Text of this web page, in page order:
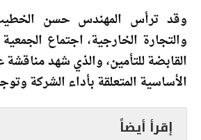
وقد ترأس المهندس حسن
والتجارة الخارجية، اجتماع
القابضة للتأمين، والذي شهد
الأساسية المتعلقة بأداء الشركة
إقرأ أيضاً